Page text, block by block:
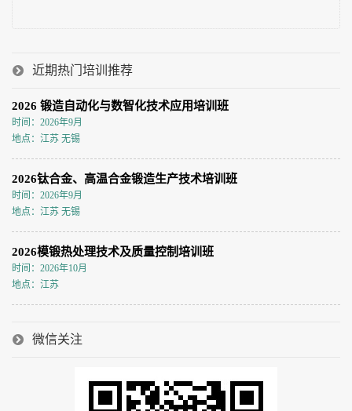
近期热门培训推荐
2026 锻造自动化与数智化技术应用培训班
时间：2026年9月
地点：江苏 无锡
2026钛合金、高温合金锻造生产技术培训班
时间：2026年9月
地点：江苏 无锡
2026模锻热处理技术及质量控制培训班
时间：2026年10月
地点：江苏
微信关注